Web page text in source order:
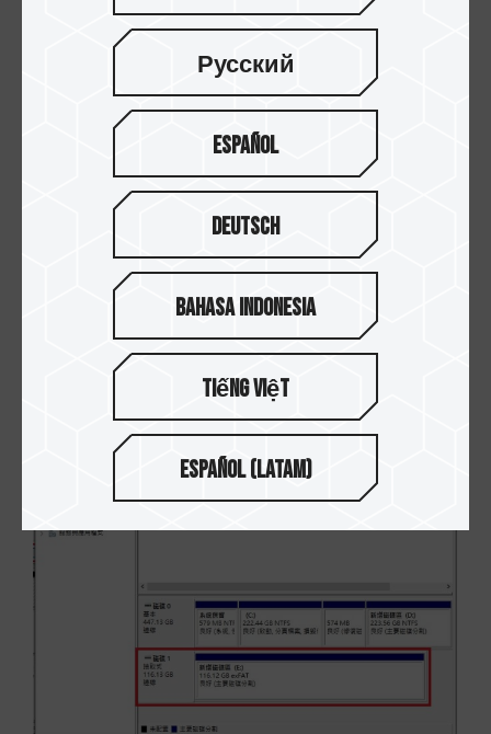
3.新增磁碟區完成，恢復完整磁碟容量。
Русский
Español
Deutsch
Bahasa Indonesia
Tiếng Việt
Español (Latam)